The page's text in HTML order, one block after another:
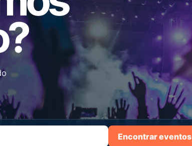
Encontrar eventos